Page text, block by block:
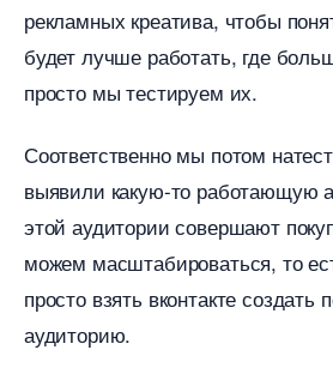
рекламных креатива, чтобы
удет лучше работать, где
просто мы тестируем их.
Соответственно мы потом
ыявили какую-то работающую
этой аудитории совершают
можем масштабироваться, то
просто взять вконтакте создать
аудиторию.